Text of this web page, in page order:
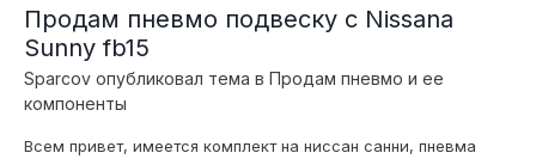
Продам пневмо подвеску с Nissana
Sunny fb15
Sparcov опубликовал тема в Продам пневмо и ее
компоненты
Всем привет, имеется комплект на ниссан санни, пневма